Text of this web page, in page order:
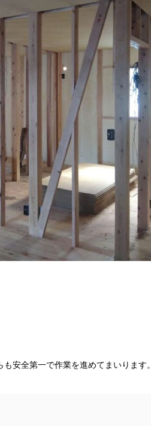
安全第一で作業を進めてまいります。